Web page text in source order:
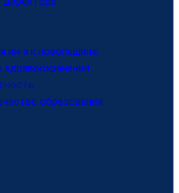
им.а.к.новопашина
образования